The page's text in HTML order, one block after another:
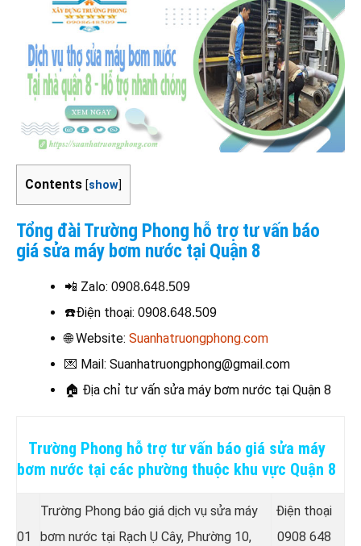
Contents [show]
Tổng đài Trường Phong hỗ trợ tư vấn báo
giá sửa máy bơm nước tại Quận 8
📲 Zalo: 0908.648.509
☎️Điện thoại: 0908.648.509
🌐 Website: Suanhatruongphong.com
💌 Mail: Suanhatruongphong@gmail.com
🏠 Địa chỉ tư vấn sửa máy bơm nước tại Quận 8
Trường Phong hỗ trợ tư vấn báo giá sửa máy
bơm nước tại các phường thuộc khu vực Quận 8
01
Trường Phong báo giá dịch vụ sửa máy
bơm nước tại Rạch Ụ Cây, Phường 10,
Điện thoại
0908 648